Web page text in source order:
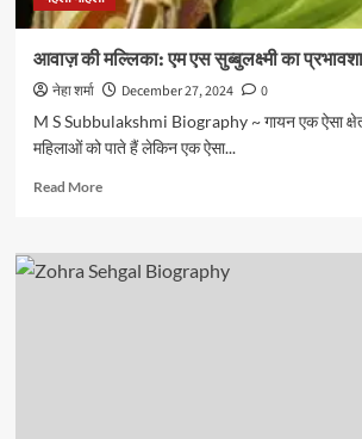
आवाज़ की मल्लिका: एम एस सुब्बुलक्ष्मी का
नेहा शर्मा December 27, 2024
0
M S Subbulakshmi Biography ~ गायन एक ऐसा
महिलाओं को पाते हैं लेकिन एक ऐसा...
Read MoreRead
आवाज़
की